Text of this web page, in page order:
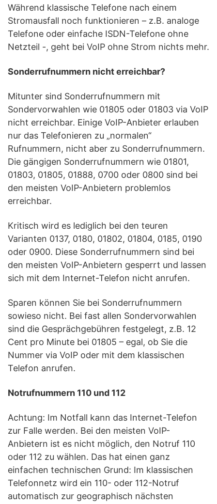
Während klassische Telefone nach einem
Stromausfall noch funktionieren – z.B. analoge
Telefone oder einfache ISDN-Telefone ohne
Netzteil -, geht bei VoIP ohne Strom nichts mehr.
Sonderrufnummern nicht erreichbar?
Mitunter sind Sonderrufnummern mit
Sondervorwahlen wie 01805 oder 01803 via VoIP
nicht erreichbar. Einige VoIP-Anbieter erlauben
nur das Telefonieren zu „normalen“
Rufnummern, nicht aber zu Sonderrufnummern.
Die gängigen Sonderrufnummern wie 01801,
01803, 01805, 01888, 0700 oder 0800 sind bei
den meisten VoIP-Anbietern problemlos
erreichbar.
Kritisch wird es lediglich bei den teuren
Varianten 0137, 0180, 01802, 01804, 0185, 0190
oder 0900. Diese Sonderrufnummern sind bei
den meisten VoIP-Anbietern gesperrt und lassen
sich mit dem Internet-Telefon nicht anrufen.
Sparen können Sie bei Sonderrufnummern
sowieso nicht. Bei fast allen Sondervorwahlen
sind die Gesprächgebühren festgelegt, z.B. 12
Cent pro Minute bei 01805 – egal, ob Sie die
Nummer via VoIP oder mit dem klassischen
Telefon anrufen.
Notrufnummern 110 und 112
Achtung: Im Notfall kann das Internet-Telefon
zur Falle werden. Bei den meisten VoIP-
Anbietern ist es nicht möglich, den Notruf 110
oder 112 zu wählen. Das hat einen ganz
einfachen technischen Grund: Im klassischen
Telefonnetz wird ein 110- oder 112-Notruf
automatisch zur geographisch nächsten